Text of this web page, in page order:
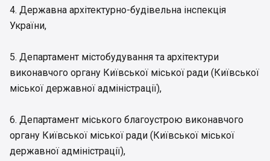
4. Державна архітектурно-будівельна інспекція
України,
5. Департамент містобудування та архітектури
виконавчого органу Київської міської ради (Київської
міської державної адміністрації),
6. Департамент міського благоустрою виконавчого
органу Київської міської ради (Київської міської
державної адміністрації),